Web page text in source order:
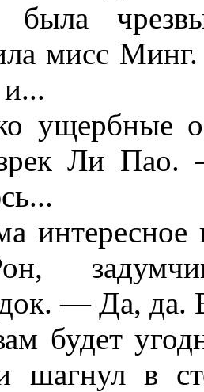
мисс
ущербные
Ли
— Да, да.
будет
шагнул в